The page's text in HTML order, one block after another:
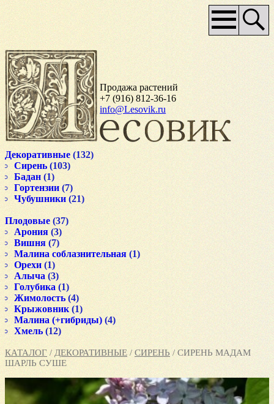
Продажа растений
+7 (916) 812-36-16
info@Lesovik.ru
Основное
меню
КАТАЛОГ / ДЕКОРАТИВНЫЕ / СИРЕНЬ / СИРЕНЬ МАДАМ
ШАРЛЬ СУШЕ
Декоративные (132)
Сирень (103)
Бадан (1)
Гортензии (7)
Чубушники (21)
Плодовые (37)
Арония (3)
Вишня (7)
Малина соблазнительная (1)
Орехи (1)
Алыча (3)
Голубика (1)
Жимолость (4)
Крыжовник (1)
Малина (+гибриды) (4)
Хмель (12)